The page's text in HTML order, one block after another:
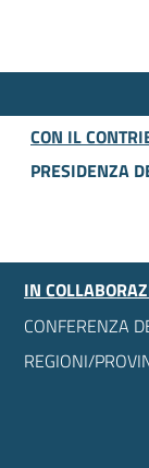
CON IL
PRESIDENZA
IN
CONFERENZA
REGIONI/